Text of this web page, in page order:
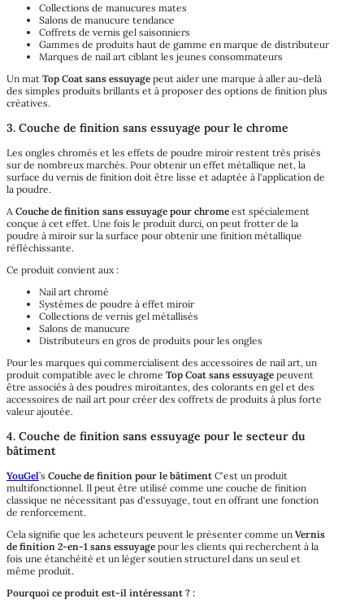
Collections de manucures mates
Salons de manucure tendance
Coffrets de vernis gel saisonniers
Gammes de produits haut de gamme en marque de distributeur
Marques de nail art ciblant les jeunes consommateurs
Un mat Top Coat sans essuyage peut aider une marque à aller au-delà
des simples produits brillants et à proposer des options de finition plus
créatives.
3. Couche de finition sans essuyage pour le chrome
Les ongles chromés et les effets de poudre miroir restent très prisés
sur de nombreux marchés. Pour obtenir un effet métallique net, la
surface du vernis de finition doit être lisse et adaptée à l'application de
la poudre.
A Couche de finition sans essuyage pour chrome est spécialement
conçue à cet effet. Une fois le produit durci, on peut frotter de la
poudre à miroir sur la surface pour obtenir une finition métallique
réfléchissante.
Ce produit convient aux :
Nail art chromé
Systèmes de poudre à effet miroir
Collections de vernis gel métallisés
Salons de manucure
Distributeurs en gros de produits pour les ongles
Pour les marques qui commercialisent des accessoires de nail art, un
produit compatible avec le chrome Top Coat sans essuyage peuvent
être associés à des poudres miroitantes, des colorants en gel et des
accessoires de nail art pour créer des coffrets de produits à plus forte
valeur ajoutée.
4. Couche de finition sans essuyage pour le secteur du
bâtiment
YouGel’s Couche de finition pour le bâtiment C'est un produit
multifonctionnel. Il peut être utilisé comme une couche de finition
classique ne nécessitant pas d'essuyage, tout en offrant une fonction
de renforcement.
Cela signifie que les acheteurs peuvent le présenter comme un Vernis
de finition 2-en-1 sans essuyage pour les clients qui recherchent à la
fois une étanchéité et un léger soutien structurel dans un seul et
même produit.
Pourquoi ce produit est-il intéressant ? :